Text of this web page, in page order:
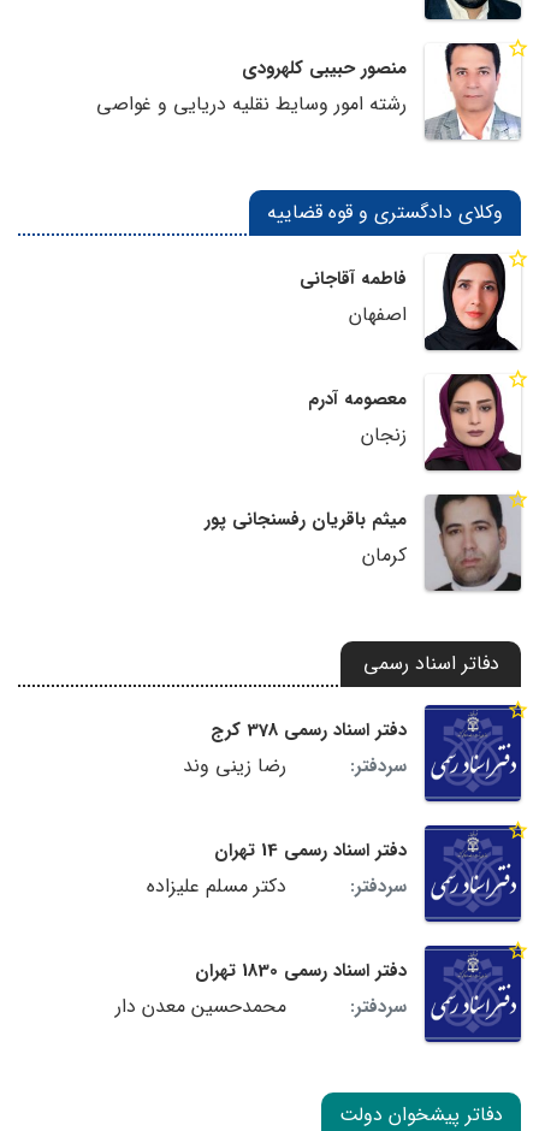
منصور حبیبی کلهرودی
رشته امور وسایط نقلیه دریایی و غواصی
وکلای دادگستری و قوه قضاییه
فاطمه آقاجانی
اصفهان
معصومه آدرم
زنجان
میثم باقریان رفسنجانی پور
کرمان
دفاتر اسناد رسمی
دفتر اسناد رسمی 378 کرج
سردفتر:
رضا زینی وند
دفتر اسناد رسمی 14 تهران
سردفتر:
دکتر مسلم علیزاده
دفتر اسناد رسمی 1830 تهران
سردفتر:
محمدحسین معدن دار
دفاتر پیشخوان دولت